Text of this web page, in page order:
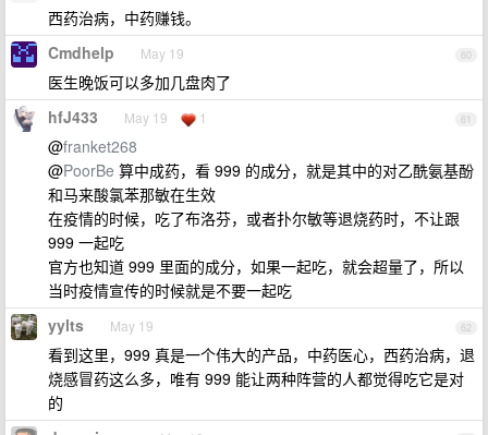
西药治病，中药赚钱。
60
Cmdhelp May 19
医生晚饭可以多加几盘肉了
61
hfJ433 May 19 1
@franket268
@PoorBe 算中成药，看 999 的成分，就是其中的对乙酰氨基酚
和马来酸氯苯那敏在生效
在疫情的时候，吃了布洛芬，或者扑尔敏等退烧药时，不让跟
999 一起吃
官方也知道 999 里面的成分，如果一起吃，就会超量了，所以
当时疫情宣传的时候就是不要一起吃
62
yylts May 19
看到这里，999 真是一个伟大的产品，中药医心，西药治病，退
烧感冒药这么多，唯有 999 能让两种阵营的人都觉得吃它是对
的